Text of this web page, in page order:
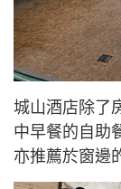
城山酒店除了
中早餐的自助
亦推薦於窗邊